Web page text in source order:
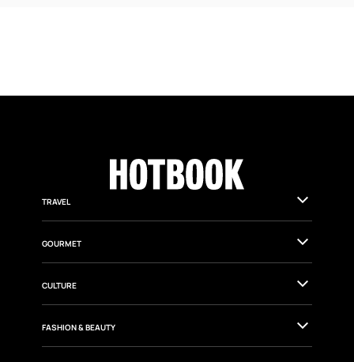
TRAVEL
GOURMET
CULTURE
FASHION & BEAUTY